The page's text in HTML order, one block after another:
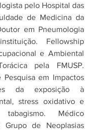
pelo Hospital das
de Medicina da
em Pneumologia
Fellowship
e Ambiental
pela FMUSP.
Pesquisa em Impactos
da exposição à
stress oxidativo e
Médico
Grupo de Neoplasias